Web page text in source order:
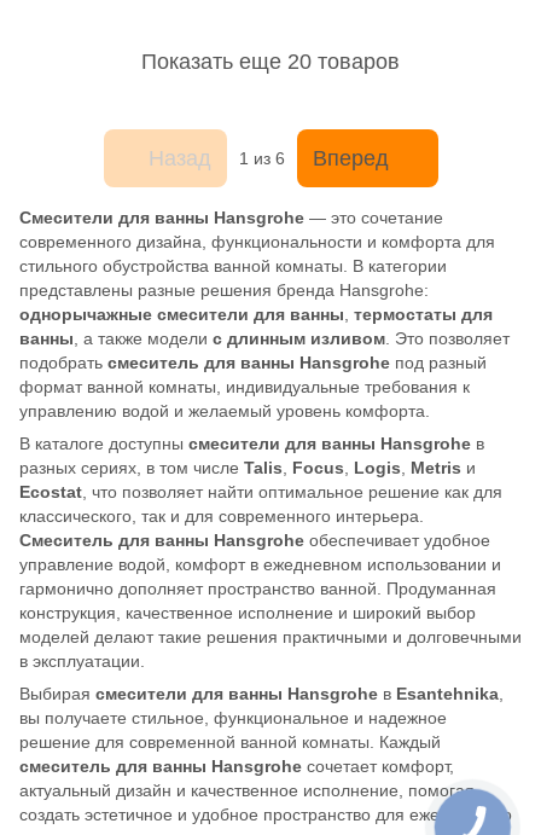
Показать еще 20 товаров
Назад 1 из 6 Вперед
Смесители для ванны Hansgrohe — это сочетание
современного дизайна, функциональности и комфорта для
стильного обустройства ванной комнаты. В категории
представлены разные решения бренда Hansgrohe:
однорычажные смесители для ванны термостаты для
ванны , а также модели с длинным изливом . Это позволяет
подобрать смеситель для ванны Hansgrohe под разный
формат ванной комнаты, индивидуальные требования к
управлению водой и желаемый уровень комфорта.
В каталоге доступны смесители для ванны Hansgrohe в
разных сериях, в том числе Talis Focus Logis Metris и
Ecostat , что позволяет найти оптимальное решение как для
классического, так и для современного интерьера.
Смеситель для ванны Hansgrohe обеспечивает удобное
управление водой, комфорт в ежедневном использовании и
гармонично дополняет пространство ванной. Продуманная
конструкция, качественное исполнение и широкий выбор
моделей делают такие решения практичными и долговечными
в эксплуатации.
Выбирая смесители для ванны Hansgrohe в Esantehnika
вы получаете стильное, функциональное и надежное
решение для современной ванной комнаты. Каждый
смеситель для ванны Hansgrohe сочетает комфорт,
актуальный дизайн и качественное исполнение, помогая
создать эстетичное и удобное пространство для ежедневного